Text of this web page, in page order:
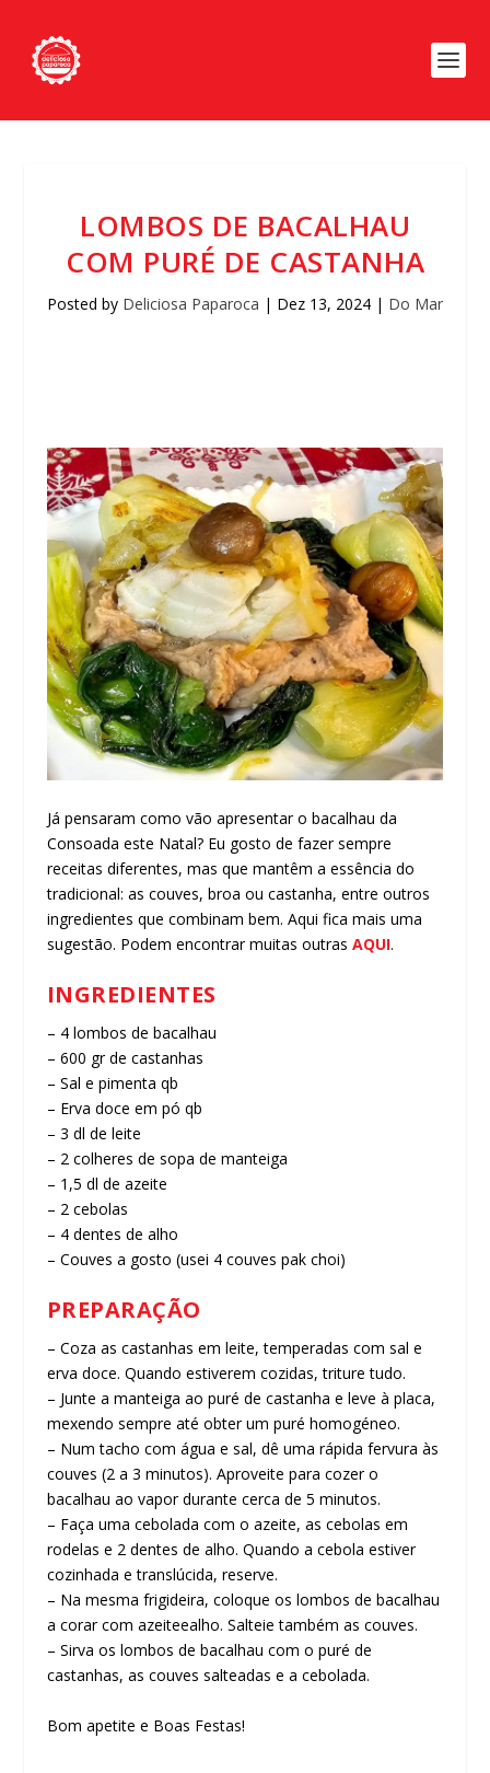
LOMBOS DE BACALHAU
COM PURÉ DE CASTANHA
Posted by Deliciosa Paparoca | Dez 13, 2024 | Do Mar
Já pensaram como vão apresentar o bacalhau da
Consoada este Natal? Eu gosto de fazer sempre
receitas diferentes, mas que mantêm a essência do
tradicional: as couves, broa ou castanha, entre outros
ingredientes que combinam bem. Aqui fica mais uma
sugestão. Podem encontrar muitas outras AQUI.
INGREDIENTES
– 4 lombos de bacalhau
– 600 gr de castanhas
– Sal e pimenta qb
– Erva doce em pó qb
– 3 dl de leite
– 2 colheres de sopa de manteiga
– 1,5 dl de azeite
– 2 cebolas
– 4 dentes de alho
– Couves a gosto (usei 4 couves pak choi)
PREPARAÇÃO
– Coza as castanhas em leite, temperadas com sal e
erva doce. Quando estiverem cozidas, triture tudo.
– Junte a manteiga ao puré de castanha e leve à placa,
mexendo sempre até obter um puré homogéneo.
– Num tacho com água e sal, dê uma rápida fervura às
couves (2 a 3 minutos). Aproveite para cozer o
bacalhau ao vapor durante cerca de 5 minutos.
– Faça uma cebolada com o azeite, as cebolas em
rodelas e 2 dentes de alho. Quando a cebola estiver
cozinhada e translúcida, reserve.
– Na mesma frigideira, coloque os lombos de bacalhau
a corar com azeiteealho. Salteie também as couves.
– Sirva os lombos de bacalhau com o puré de
castanhas, as couves salteadas e a cebolada.
Bom apetite e Boas Festas!